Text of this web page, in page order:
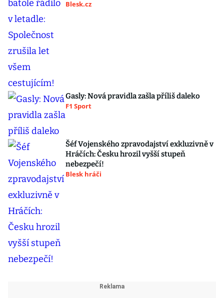
Blesk.cz
Gasly: Nová pravidla zašla příliš daleko
F1 Sport
Šéf Vojenského zpravodajství exkluzivně v
Hráčích: Česku hrozil vyšší stupeň
nebezpečí!
Blesk hráči